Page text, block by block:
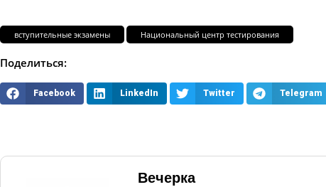
вступительные экзамены Национальный центр тестирования
Поделиться:
Facebook LinkedIn Twitter Telegram
Вечерка